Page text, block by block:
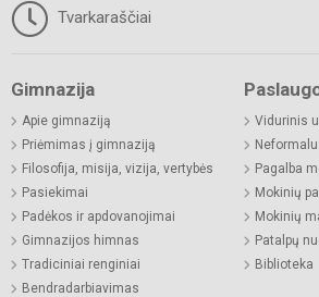
Tvarkaraščiai
Gimnazija
Apie gimnaziją
Priėmimas į gimnaziją
Filosofija, misija, vizija, vertybės
Pasiekimai
Padėkos ir apdovanojimai
Gimnazijos himnas
Tradiciniai renginiai
Bendradarbiavimas
Vidurinis
Pagalba
Mokinių
Mokinių
Patalpų
Biblioteka